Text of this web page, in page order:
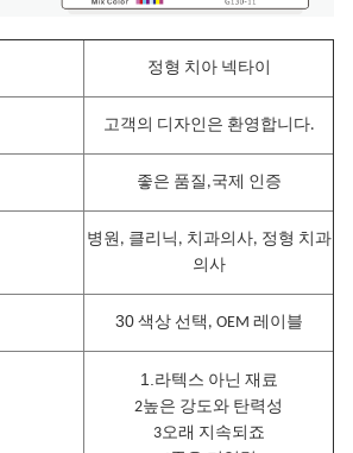
정형 치아 넥타이
고객의 디자인은 환영합니다.
좋은 품질,국제 인증
병원, 클리닉, 치과의사, 정형 치과
의사
30 색상 선택, OEM 레이블
1.라텍스 아닌 재료
2높은 강도와 탄력성
3오래 지속되죠